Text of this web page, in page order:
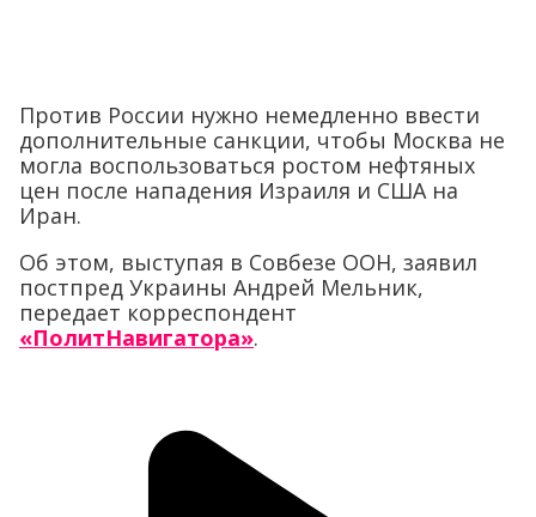
Против России нужно немедленно ввести
дополнительные санкции, чтобы Москва не
могла воспользоваться ростом нефтяных
цен после нападения Израиля и США на
Иран.
Об этом, выступая в Совбезе ООН, заявил
постпред Украины Андрей Мельник,
передает корреспондент
«ПолитНавигатора».